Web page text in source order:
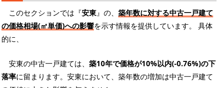
このセクションでは『安東』の、 築年数に対する中古一戸建て
の価格相場(㎡単価)への影響を示す情報を提供しています。 具体
的に、
安東の中古一戸建ては、 築10年で価格が10%以内(-0.76%)の下
落率に留まります。安東において、築年数の増加は中古一戸建て